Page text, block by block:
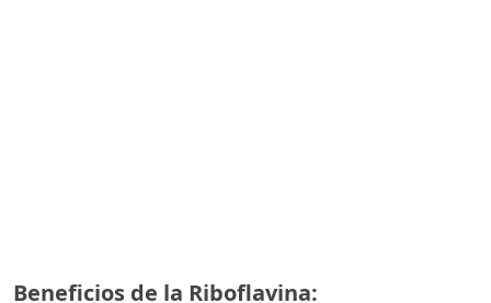
Beneficios de la Riboflavina: